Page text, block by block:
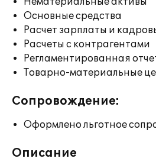
Основные средства
Расчет зарплаты и
Расчеты с контрагентами
Регламентированная
Товарно-материальные
Сопровождение:
Оформлено льготное
Описание